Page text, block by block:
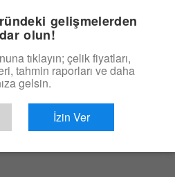
Deneyin
gelişmelerden
olun!
tıklayın; çelik fiyatları,
tahmin raporları ve daha
gelsin.
İzin Ver